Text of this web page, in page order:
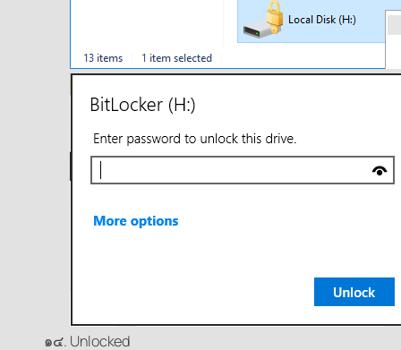
Unlocked